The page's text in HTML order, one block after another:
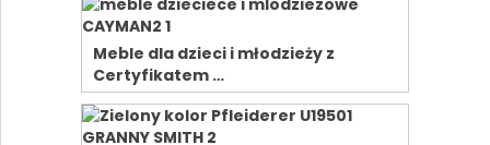
Meble dla dzieci i młodzieży z
Certyfikatem …